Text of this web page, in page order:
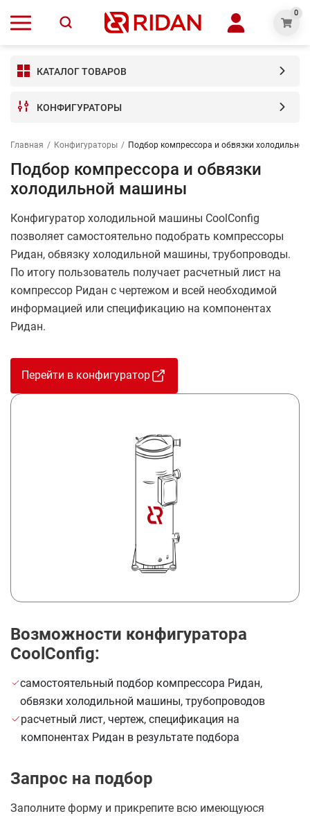
0
КАТАЛОГ ТОВАРОВ
КОНФИГУРАТОРЫ
Главная / Конфигураторы / Подбор компрессора и обвязки
Подбор компрессора и обвязки
холодильной машины
Конфигуратор холодильной машины CoolConfig
позволяет самостоятельно подобрать компрессоры
Ридан, обвязку холодильной машины, трубопроводы.
По итогу пользователь получает расчетный лист на
компрессор Ридан с чертежом и всей необходимой
информацией или спецификацию на компонентах
Ридан.
Перейти в конфигуратор
Возможности конфигуратора
CoolConfig:
самостоятельный подбор компрессора Ридан,
обвязки холодильной машины, трубопроводов
расчетный лист, чертеж, спецификация на
компонентах Ридан в результате подбора
Запрос на подбор
Заполните форму и прикрепите всю имеющуюся